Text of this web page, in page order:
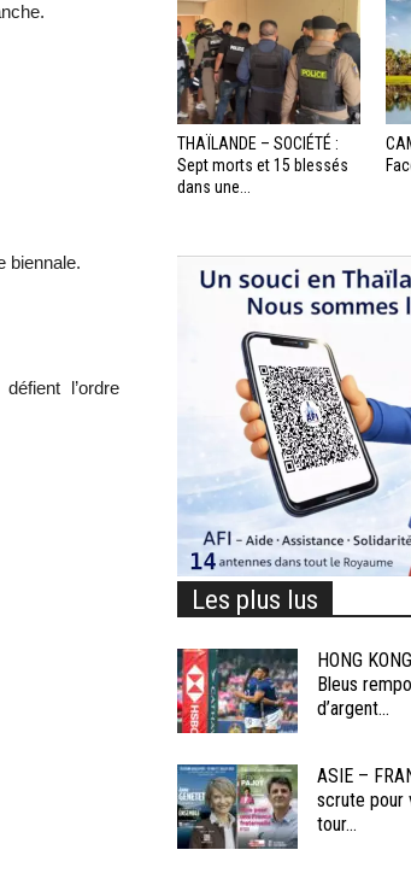
biennale.
l’ordre
THAÏLANDE – SOCIÉTÉ :
Sept morts et 15 blessés
dans une...
Les plus lus
HONG
Bleus
d’argent...
ASIE –
scrute pour
tour...